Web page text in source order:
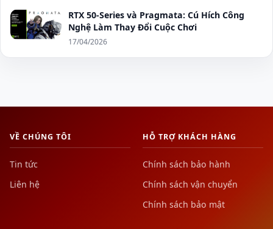
RTX 50-Series và Pragmata: Cú Hích Công
Nghệ Làm Thay Đổi Cuộc Chơi
17/04/2026
VỀ CHÚNG TÔI
Tin tức
Liên hệ
HỖ TRỢ KHÁCH HÀNG
Chính sách bảo hành
Chính sách vận chuyển
Chính sách bảo mật